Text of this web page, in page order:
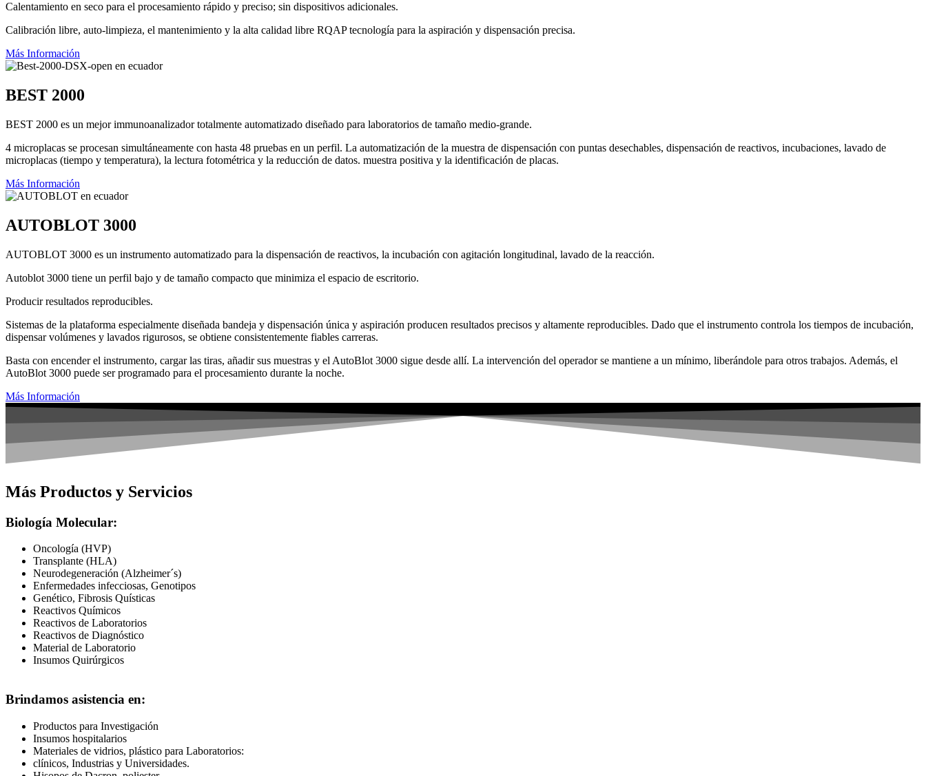
Calentamiento en seco para el procesamiento rápido y preciso; sin dispositivos adicionales.
Calibración libre, auto-limpieza, el mantenimiento y la alta calidad libre RQAP tecnología para la aspiración y dispensación precisa.
Más Información
BEST 2000
BEST 2000 es un mejor immunoanalizador totalmente automatizado diseñado para laboratorios de tamaño medio-grande.
4 microplacas se procesan simultáneamente con hasta 48 pruebas en un perfil. La automatización de la muestra de dispensación con puntas desechables, dispensación de reactivos, incubaciones, lavado de
microplacas (tiempo y temperatura), la lectura fotométrica y la reducción de datos. muestra positiva y la identificación de placas.
Más Información
AUTOBLOT 3000
AUTOBLOT 3000 es un instrumento automatizado para la dispensación de reactivos, la incubación con agitación longitudinal, lavado de la reacción.
Autoblot 3000 tiene un perfil bajo y de tamaño compacto que minimiza el espacio de escritorio.
Producir resultados reproducibles.
Sistemas de la plataforma especialmente diseñada bandeja y dispensación única y aspiración producen resultados precisos y altamente reproducibles. Dado que el instrumento controla los tiempos de incubación,
dispensar volúmenes y lavados rigurosos, se obtiene consistentemente fiables carreras.
Basta con encender el instrumento, cargar las tiras, añadir sus muestras y el AutoBlot 3000 sigue desde allí. La intervención del operador se mantiene a un mínimo, liberándole para otros trabajos. Además, el
AutoBlot 3000 puede ser programado para el procesamiento durante la noche.
Más Información
Más Productos y Servicios
Biología Molecular:
Oncología (HVP)
Transplante (HLA)
Neurodegeneración (Alzheimer´s)
Enfermedades infecciosas, Genotipos
Genético, Fibrosis Quísticas
Reactivos Químicos
Reactivos de Laboratorios
Reactivos de Diagnóstico
Material de Laboratorio
Insumos Quirúrgicos
Brindamos asistencia en:
Productos para Investigación
Insumos hospitalarios
Materiales de vidrios, plástico para Laboratorios:
clínicos, Industrias y Universidades.